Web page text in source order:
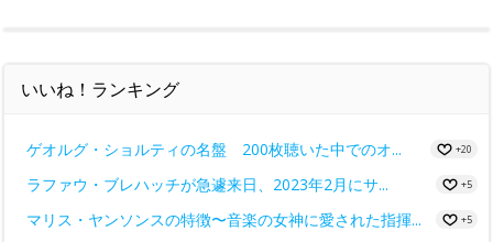
いいね！ランキング
ゲオルグ・ショルティの名盤 200枚聴いた中でのオ... +20
ラファウ・ブレハッチが急遽来日、2023年2月にサ... +5
マリス・ヤンソンスの特徴〜音楽の女神に愛された指揮... +5